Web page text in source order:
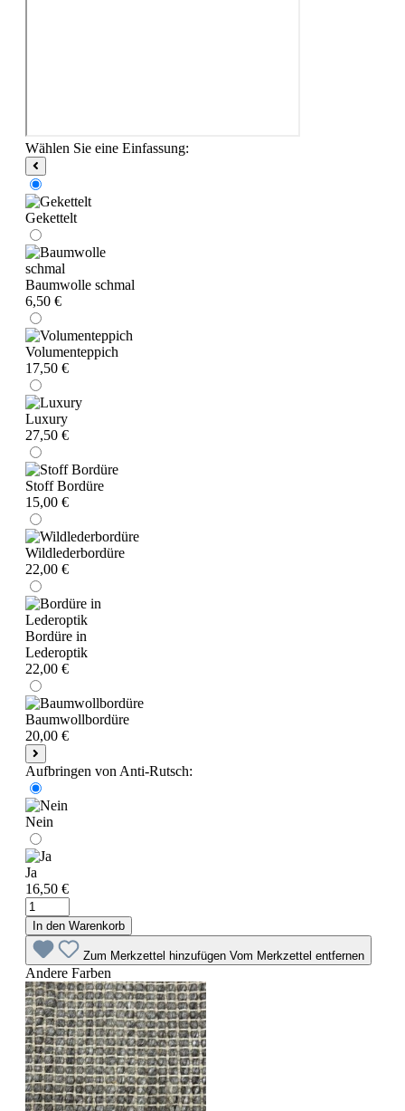
Wählen Sie eine Einfassung:
Gekettelt
Baumwolle schmal
6,50 €
Volumenteppich
17,50 €
Luxury
27,50 €
Stoff Bordüre
15,00 €
Wildlederbordüre
22,00 €
Bordüre in
Lederoptik
22,00 €
Baumwollbordüre
20,00 €
Aufbringen von Anti-Rutsch:
Nein
Ja
16,50 €
In den Warenkorb
Zum Merkzettel hinzufügen Vom Merkzettel entfernen
Andere Farben